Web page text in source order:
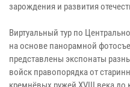
зарождения и развития
Виртуальный тур по
на основе панорамной
представлены экспонаты
войск правопорядка от